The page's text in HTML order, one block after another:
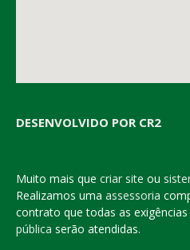
DESENVOLVIDO POR CR2
Muito mais que criar site ou
Realizamos uma assessoria
contrato que todas as exigências
pública serão atendidas.